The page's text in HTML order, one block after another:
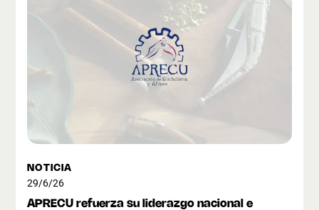
NOTICIA
29/6/26
APRECU refuerza su liderazgo nacional e